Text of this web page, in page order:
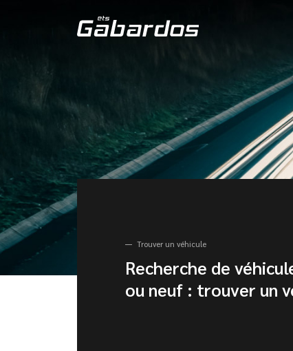
Trouver un véhicule
Recherche de
ou neuf : trouver un